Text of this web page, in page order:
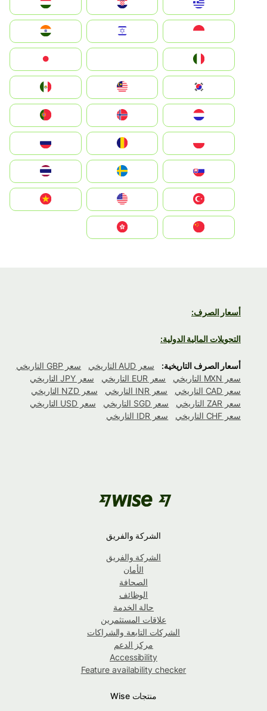
Hrvatska
Magyarország
Indonesia
South Korea
Nederland
Portugal
România
Slovensko
United States
Vietnam
أسعار الصرف:
التحويلات المالية الدولية:
أسعار الصرف التاريخية: سعر AUD التاريخي
سعر GBP التاريخي
سعر MXN التاريخي
سعر EUR التاريخي
سعر JPY التاريخي
سعر CAD التاريخي
سعر INR التاريخي
سعر NZD التاريخي
سعر ZAR التاريخي
سعر SGD التاريخي
سعر USD التاريخي
سعر CHF التاريخي
سعر IDR التاريخي
الشركة والفريق
الشركة والفريق
الأمان
الصحافة
الوظائف
حالة الخدمة
علاقات المستثمرين
الشركات التابعة والشراكات
مركز الدعم
Accessibility
Feature availability checker
منتجات Wise